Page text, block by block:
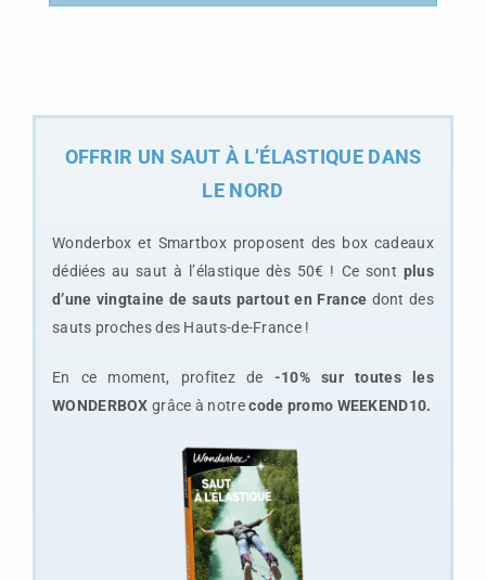
OFFRIR UN SAUT À L’ÉLASTIQUE DANS
LE NORD
Wonderbox et Smartbox proposent des box cadeaux
dédiées au saut à l’élastique dès 50€ ! Ce sont plus
d’une vingtaine de sauts partout en France dont des
sauts proches des Hauts-de-France !
En ce moment, profitez de -10% sur toutes les
WONDERBOXgrâce à notrecode promo WEEKEND10.